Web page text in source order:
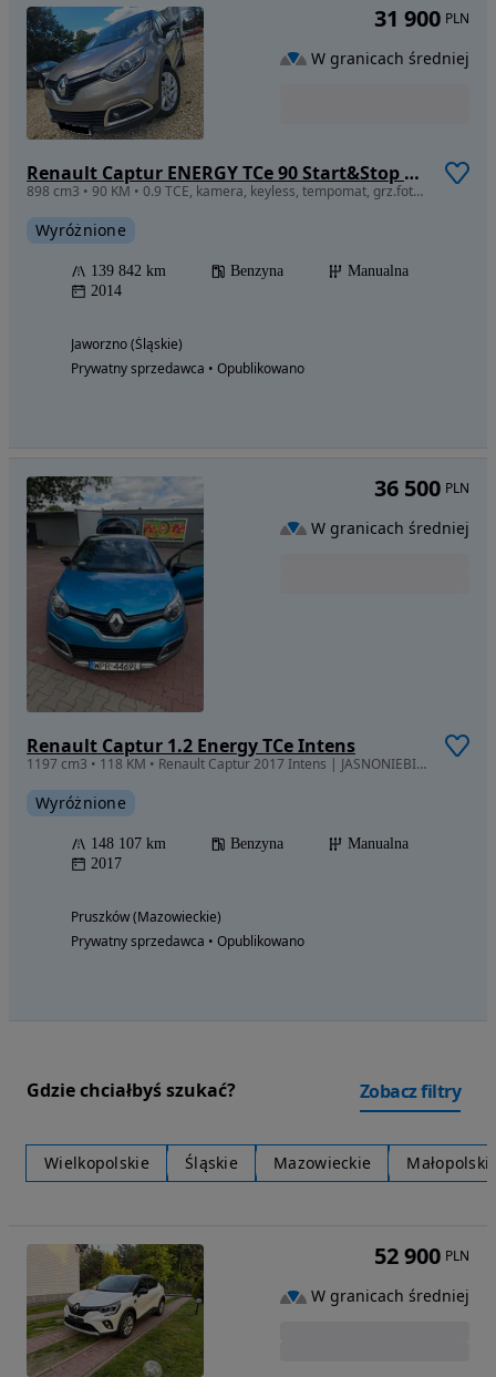
Renault Captur ENERGY TCe 90 Start&Stop Luxe
898 cm3 • 90 KM • 0.9 TCE, kamera, keyless, tempomat, grz.fotele R-link,czytanie znaków
Wyróżnione
139 842 km Benzyna
Manualna
2014
Jaworzno (Śląskie)
Prywatny sprzedawca • Opublikowano
31 900 PLN
W granicach średniej
Renault Captur 1.2 Energy TCe Intens
1197 cm3 • 118 KM • Renault Captur 2017 Intens | JASNONIEBIESKI | Czarny dach |
Wyróżnione
148 107 km Benzyna
Manualna
2017
Pruszków (Mazowieckie)
Prywatny sprzedawca • Opublikowano
36 500 PLN
W granicach średniej
Gdzie chciałbyś szukać? Zobacz filtry
Wielkopolskie Śląskie Mazowieckie
52 900 PLN
W granicach średniej